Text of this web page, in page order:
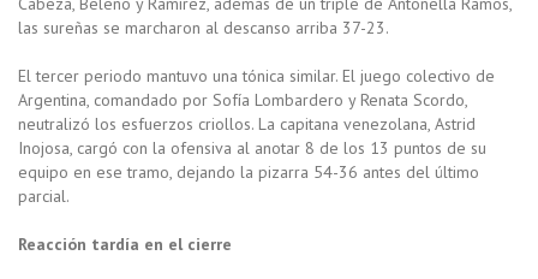
las sureñas se marcharon al descanso arriba 37-23.
El tercer periodo mantuvo una tónica similar. El juego colectivo de
Argentina, comandado por Sofía Lombardero y Renata Scordo,
neutralizó los esfuerzos criollos. La capitana venezolana, Astrid
Inojosa, cargó con la ofensiva al anotar 8 de los 13 puntos de su
equipo en ese tramo, dejando la pizarra 54-36 antes del último
parcial.
Reacción tardía en el cierre